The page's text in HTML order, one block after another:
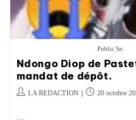
Public Sn
Ndongo Diop de
mandat de dépôt.
LA REDACTION 20 octobre
…